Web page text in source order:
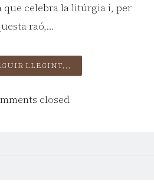
que celebra la litúrgia i, per
raó,…
LLEGINT,,,
DE
closed